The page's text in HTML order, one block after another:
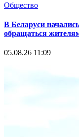
Общество
В Беларуси
обращаться
05.08.26 11:09